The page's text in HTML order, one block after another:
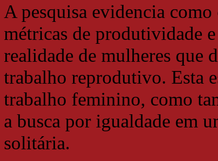
A pesquisa evidencia
métricas de produtividade
realidade de mulheres que
trabalho reprodutivo. Esta
trabalho feminino, como
a busca por igualdade em
solitária.